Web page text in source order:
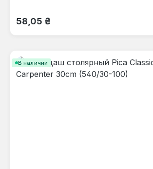
Обычная цена:
58,05 ₴
В наличии